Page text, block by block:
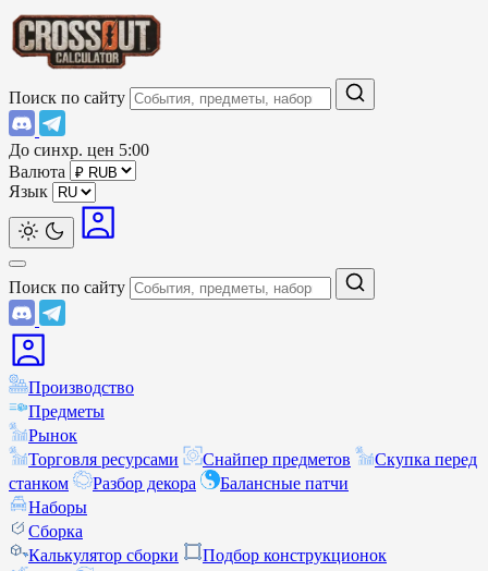
Поиск по сайту
До синхр. цен 5:00
Валюта
Язык
Поиск по сайту
Производство
Предметы
Рынок
Торговля ресурсами
Снайпер предметов
Скупка перед
станком
Разбор декора
Балансные патчи
Наборы
Сборка
Калькулятор сборки
Подбор конструкционок